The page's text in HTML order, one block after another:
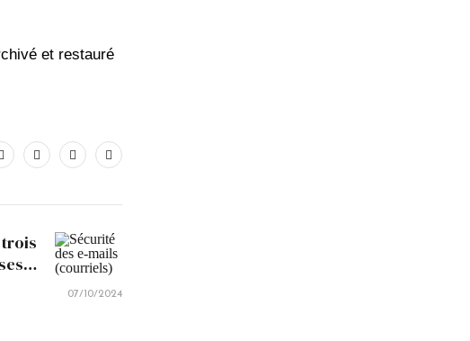
et restauré
trois
07/10/2024